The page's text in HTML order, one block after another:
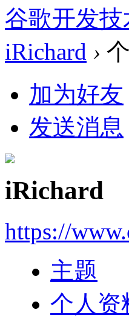
谷歌开发技
iRichard ›
加为好友
发送消息
iRichard
https://
主题
个人资